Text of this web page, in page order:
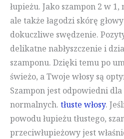
łupieżu. Jako szampon 2 w
ale także łagodzi skórę
dokuczliwe swędzenie.
delikatne nabłyszczenie i
szamponu. Dzięki temu po
świeżo, a Twoje włosy są
Szampon jest odpowiedni
normalnych. tłuste włosy.
powodu łupieżu tłustego,
przeciwłupieżowy jest